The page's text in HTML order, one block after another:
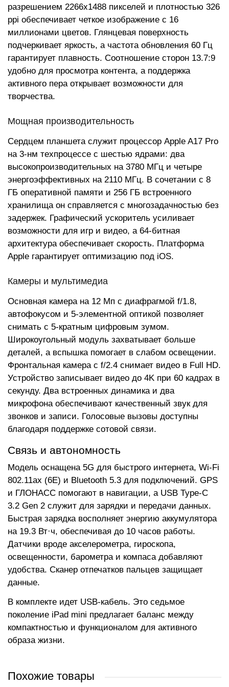
разрешением 2266x1488 пикселей и плотностью 326
ppi обеспечивает четкое изображение с 16
миллионами цветов. Глянцевая поверхность
подчеркивает яркость, а частота обновления 60 Гц
гарантирует плавность. Соотношение сторон 13.7:9
удобно для просмотра контента, а поддержка
активного пера открывает возможности для
творчества.
Мощная производительность
Сердцем планшета служит процессор Apple A17 Pro
на 3-нм техпроцессе с шестью ядрами: два
высокопроизводительных на 3780 МГц и четыре
энергоэффективных на 2110 МГц. В сочетании с 8
ГБ оперативной памяти и 256 ГБ встроенного
хранилища он справляется с многозадачностью без
задержек. Графический ускоритель усиливает
возможности для игр и видео, а 64-битная
архитектура обеспечивает скорость. Платформа
Apple гарантирует оптимизацию под iOS.
Камеры и мультимедиа
Основная камера на 12 Мп с диафрагмой f/1.8,
автофокусом и 5-элементной оптикой позволяет
снимать с 5-кратным цифровым зумом.
Широкоугольный модуль захватывает больше
деталей, а вспышка помогает в слабом освещении.
Фронтальная камера с f/2.4 снимает видео в Full HD.
Устройство записывает видео до 4K при 60 кадрах в
секунду. Два встроенных динамика и два
микрофона обеспечивают качественный звук для
звонков и записи. Голосовые вызовы доступны
благодаря поддержке сотовой связи.
Связь и автономность
Модель оснащена 5G для быстрого интернета, Wi-Fi
802.11ax (6E) и Bluetooth 5.3 для подключений. GPS
и ГЛОНАСС помогают в навигации, а USB Type-C
3.2 Gen 2 служит для зарядки и передачи данных.
Быстрая зарядка восполняет энергию аккумулятора
на 19.3 Вт·ч, обеспечивая до 10 часов работы.
Датчики вроде акселерометра, гироскопа,
освещенности, барометра и компаса добавляют
удобства. Сканер отпечатков пальцев защищает
данные.
В комплекте идет USB-кабель. Это седьмое
поколение iPad mini предлагает баланс между
компактностью и функционалом для активного
образа жизни.
Похожие товары